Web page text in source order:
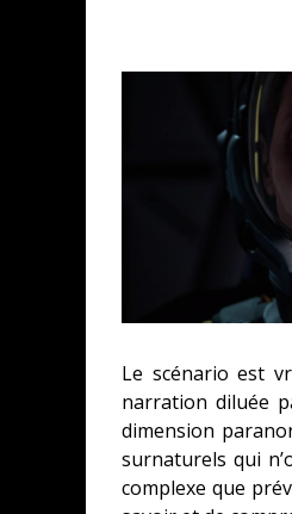
Le scénario est
narration diluée
dimension
surnaturels qui
complexe que